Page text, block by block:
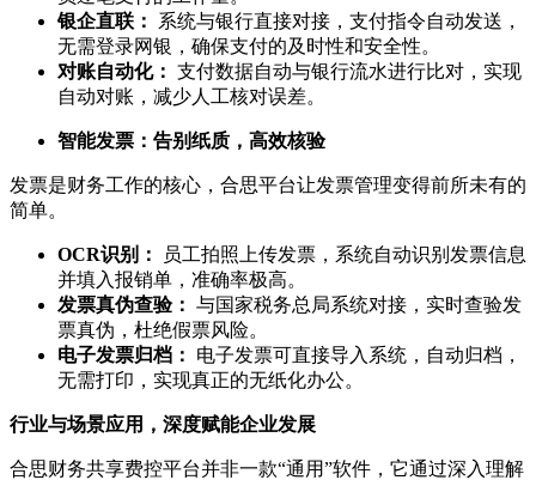
银企直联：
系统与银行直接对接，支付指令自动发送，
无需登录网银，确保支付的及时性和安全性。
对账自动化： 支付数据自动与银行流水进行比对，实现
自动对账，减少人工核对误差。
智能发票：告别纸质，高效核验
发票是财务工作的核心，合思平台让发票管理变得前所未有的
简单。
OCR识别：
员工拍照上传发票，系统自动识别发票信息
并填入报销单，准确率极高。
发票真伪查验： 与国家税务总局系统对接，实时查验发
票真伪，杜绝假票风险。
电子发票归档：
电子发票可直接导入系统，自动归档，
无需打印，实现真正的无纸化办公。
行业与场景应用，深度赋能企业发展
合思财务共享费控平台并非一款“通用”软件，它通过深入理解